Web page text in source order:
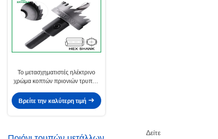
Το μετασχηματιστές ηλέκτρινο
χρώμα κοπτών πριονιών τρυπών
τελειώνει τη βέλτιστη διάρκεια
Βρείτε την καλύτερη τιμή
Δείτε